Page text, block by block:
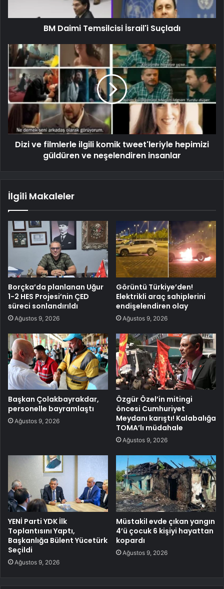
BM Daimi Temsilcisi İsrail'i Suçladı
Dizi ve filmlerle ilgili komik tweet'leriyle hepimizi
güldüren ve neşelendiren insanlar
İlgili Makaleler
Borçka’da planlanan Uğur
1-2 HES Projesi’nin ÇED
süreci sonlandırıldı
Ağustos 9, 2026
Görüntü Türkiye’den!
Elektrikli araç sahiplerini
endişelendiren olay
Ağustos 9, 2026
Başkan Çolakbayrakdar,
personelle bayramlaştı
Ağustos 9, 2026
Özgür Özel’in mitingi
öncesi Cumhuriyet
Meydanı karıştı! Kalabalığa
TOMA’lı müdahale
Ağustos 9, 2026
YENİ Parti YDK İlk
Toplantısını Yaptı,
Başkanlığa Bülent Yücetürk
Seçildi
Ağustos 9, 2026
Müstakil evde çıkan yangın
4’ü çocuk 6 kişiyi hayattan
kopardı
Ağustos 9, 2026